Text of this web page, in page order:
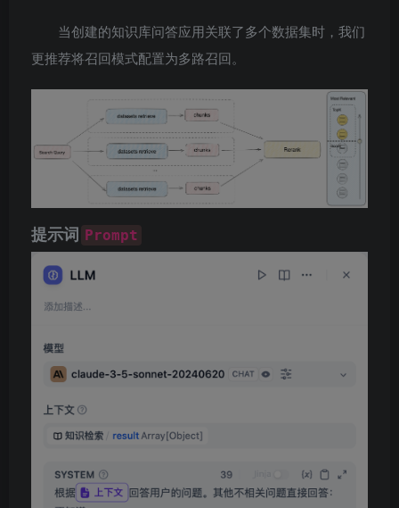
当创建的知识库问答应用关联了多个数据集时，我们
更推荐将召回模式配置为多路召回。
提示词 Prompt